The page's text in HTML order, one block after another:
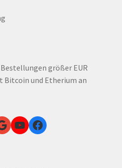
größer EUR
Bitcoin und Etherium an
zum FunShop WienYouTubeFacebook